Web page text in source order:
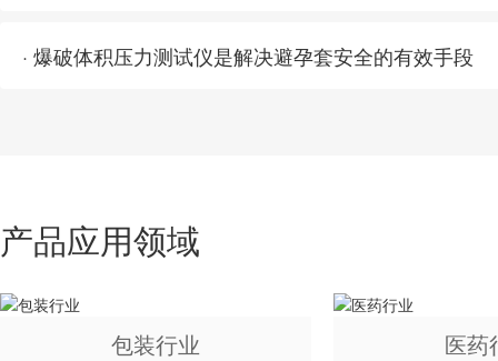
· 爆破体积压力测试仪是解决避孕套安全的有效手段
产品应用领域
包装行业 医药